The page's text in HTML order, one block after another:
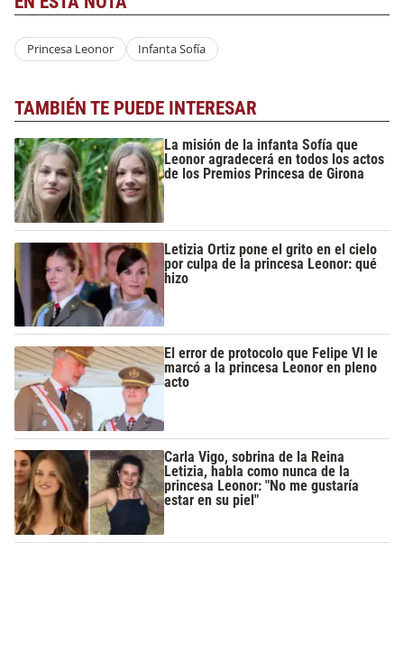
Princesa Leonor Infanta Sofía
TAMBIÉN TE PUEDE INTERESAR
La misión de la infanta Sofía que
Leonor agradecerá en todos los actos
de los Premios Princesa de Girona
Letizia Ortiz pone el grito en el cielo
por culpa de la princesa Leonor: qué
hizo
El error de protocolo que Felipe VI le
marcó a la princesa Leonor en pleno
acto
Carla Vigo, sobrina de la Reina
Letizia, habla como nunca de la
princesa Leonor: "No me gustaría
estar en su piel"